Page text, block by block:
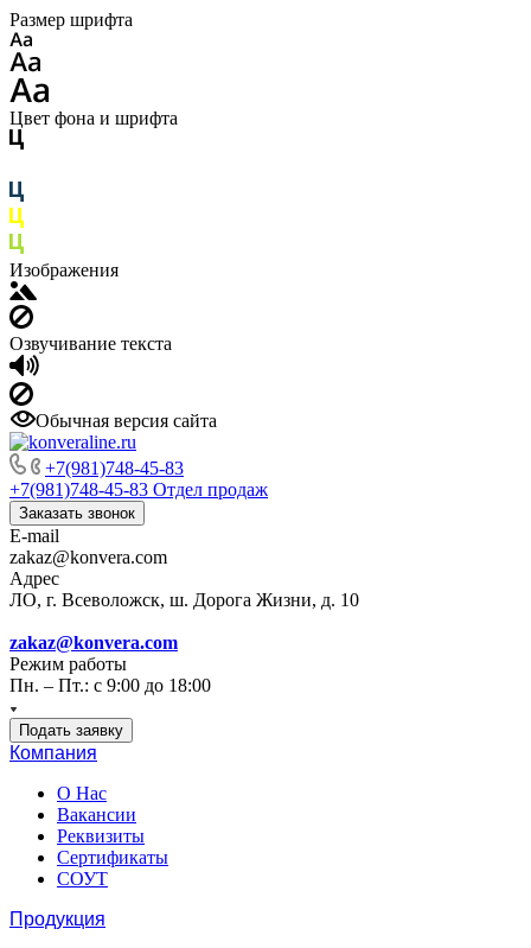
Размер шрифта
Цвет фона и шрифта
Изображения
Озвучивание текста
Обычная версия сайта
+7(981)748-45-83
+7(981)748-45-83 Отдел продаж
Заказать звонок
E-mail
zakaz@konvera.com
Адрес
ЛО, г. Всеволожск, ш. Дорога Жизни, д. 10
zakaz@konvera.com
Режим работы
Пн. – Пт.: с 9:00 до 18:00
Подать заявку
Компания
О Нас
Вакансии
Реквизиты
Сертификаты
СОУТ
Продукция